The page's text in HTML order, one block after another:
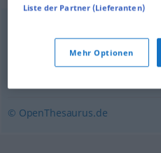
(sich) übergeben,brechen
reihern (ugs.),(sich)
© OpenThesaurus.de
Liste der Partner (Lieferanten)
Mehr Optionen